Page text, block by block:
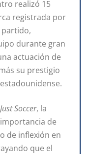
realizó 15
registrada por
partido,
durante gran
actuación de
su prestigio
Just Soccer, la
de
de inflexión en
que el